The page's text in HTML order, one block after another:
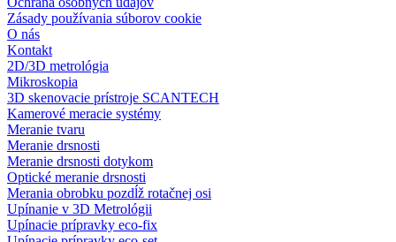
Zásady používania súborov cookie
O nás
Kontakt
2D/3D metrológia
Mikroskopia
3D skenovacie prístroje SCANTECH
Kamerové meracie systémy
Meranie tvaru
Meranie drsnosti
Meranie drsnosti dotykom
Optické meranie drsnosti
Merania obrobku pozdĺž rotačnej osi
Upínanie v 3D Metrológii
Upínacie prípravky eco-fix